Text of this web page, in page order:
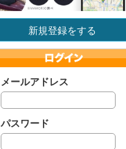
新規登録をする
メールアドレス
パスワード